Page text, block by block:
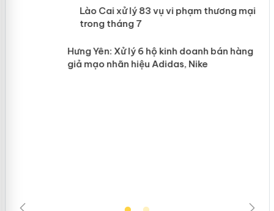
Lào Cai xử lý 83 vụ vi phạm thương
mại trong tháng 7